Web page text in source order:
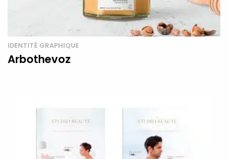
IDENTITÉ GRAPHIQUE
Arbothevoz